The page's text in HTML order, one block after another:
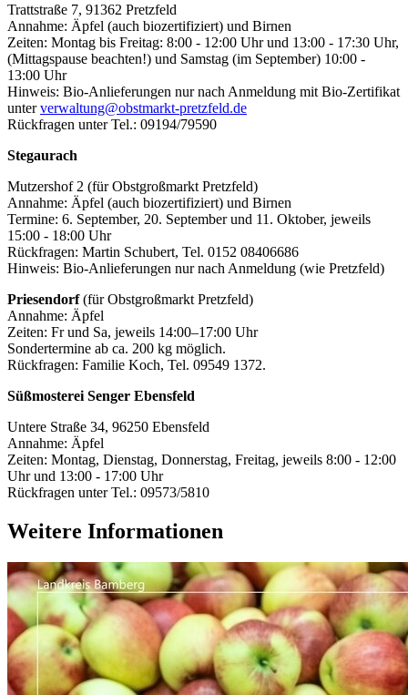
Trattstraße 7, 91362 Pretzfeld
Annahme: Äpfel (auch biozertifiziert) und Birnen
Zeiten: Montag bis Freitag: 8:00 - 12:00 Uhr und 13:00 - 17:30 Uhr,
(Mittagspause beachten!) und Samstag (im September) 10:00 -
13:00 Uhr
Hinweis: Bio-Anlieferungen nur nach Anmeldung mit Bio-Zertifikat
unterverwaltung@obstmarkt-pretzfeld.de
Rückfragen unter Tel.: 09194/79590
Stegaurach
Mutzershof 2 (für Obstgroßmarkt Pretzfeld)
Annahme: Äpfel (auch biozertifiziert) und Birnen
Termine: 6. September, 20. September und 11. Oktober, jeweils
15:00 - 18:00 Uhr
Rückfragen: Martin Schubert, Tel. 0152 08406686
Hinweis: Bio-Anlieferungen nur nach Anmeldung (wie Pretzfeld)
Priesendorf(für Obstgroßmarkt Pretzfeld)
Annahme: Äpfel
Zeiten: Fr und Sa, jeweils 14:00–17:00 Uhr
Sondertermine ab ca. 200 kg möglich.
Rückfragen: Familie Koch, Tel. 09549 1372.
Süßmosterei Senger Ebensfeld
Untere Straße 34, 96250 Ebensfeld
Annahme: Äpfel
Zeiten: Montag, Dienstag, Donnerstag, Freitag, jeweils 8:00 - 12:00
Uhr und 13:00 - 17:00 Uhr
Rückfragen unter Tel.: 09573/5810
Weitere Informationen